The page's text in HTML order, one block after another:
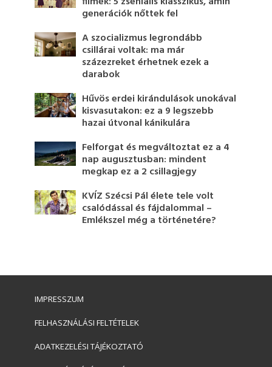
generációk nőttek fel
A szocializmus legrondább
csillárai voltak: ma már
százezreket érhetnek ezek a
darabok
Hűvös erdei kirándulások unokával
kisvasutakon: ez a 9 legszebb
hazai útvonal kánikulára
Felforgat és megváltoztat ez a 4
nap augusztusban: mindent
megkap ez a 2 csillagjegy
KVÍZ Szécsi Pál élete tele volt
csalódással és fájdalommal –
Emlékszel még a történetére?
IMPRESSZUM
FELHASZNÁLÁSI FELTÉTELEK
ADATKEZELÉSI TÁJÉKOZTATÓ